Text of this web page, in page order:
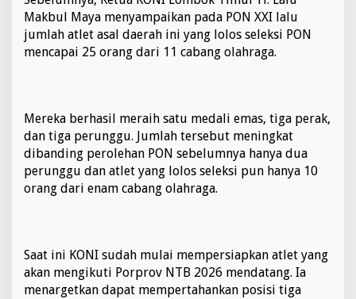
Makbul Maya menyampaikan pada PON XXI lalu
jumlah atlet asal daerah ini yang lolos seleksi PON
mencapai 25 orang dari 11 cabang olahraga.
Mereka berhasil meraih satu medali emas, tiga perak,
dan tiga perunggu. Jumlah tersebut meningkat
dibanding perolehan PON sebelumnya hanya dua
perunggu dan atlet yang lolos seleksi pun hanya 10
orang dari enam cabang olahraga.
Saat ini KONI sudah mulai mempersiapkan atlet yang
akan mengikuti Porprov NTB 2026 mendatang. Ia
menargetkan dapat mempertahankan posisi tiga